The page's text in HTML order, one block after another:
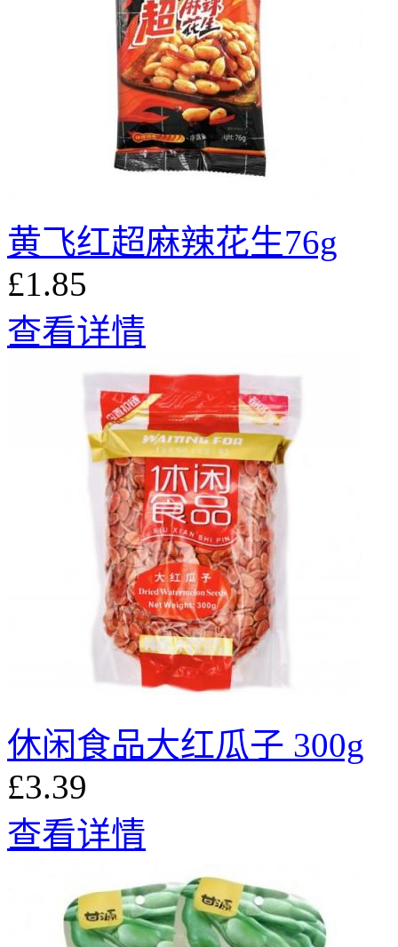
黄飞红超麻辣花生76g
£1.85
查看详情
休闲食品大红瓜子 300g
£3.39
查看详情